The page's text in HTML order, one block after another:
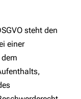
steht den
einer